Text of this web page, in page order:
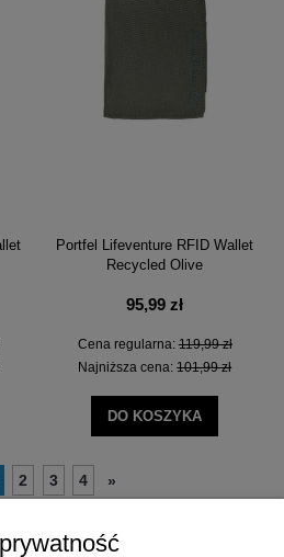
Portfel Lifeventure RFID Wallet
Recycled Olive
95,99 zł
Cena regularna:119,99 zł
Najniższa cena:101,99 zł
DO KOSZYKA
2 3 4 »